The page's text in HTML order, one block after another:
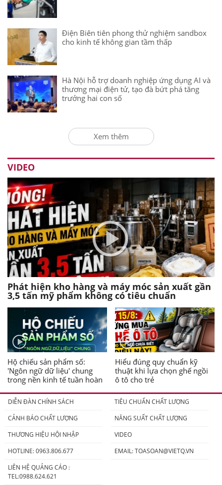
Điện Biên tiên phong thử nghiệm sandbox
cho kinh tế không gian tầm thấp
Hà Nội hỗ trợ doanh nghiệp ứng dụng AI và
thương mại điện tử, tạo đà bứt phá tăng
trưởng hai con số
Xem thêm
VIDEO
Phát hiện kho hàng và máy móc sản xuất gần
3,5 tấn mỹ phẩm không có tiêu chuẩn
Hộ chiếu sản phẩm số:
'Ngôn ngữ dữ liệu' chung
trong nền kinh tế tuần hoàn
Hiểu đúng quy chuẩn kỹ
thuật khi lựa chọn ghế ngồi
ô tô cho trẻ
DIỄN ĐÀN CHÍNH SÁCH
TIÊU CHUẨN CHẤT LƯỢNG
CẢNH BÁO CHẤT LƯỢNG
NĂNG SUẤT CHẤT LƯỢNG
THƯƠNG HIỆU HỘI NHẬP
VIDEO
HOTLINE: 0963.806.677
EMAIL:TOASOAN@VIETQ.VN
LIÊN HỆ QUẢNG CÁO :
TEL:0988.624.621